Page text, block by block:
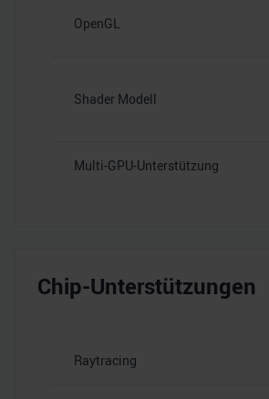
OpenGL
Shader Modell
Multi-GPU-Unterstützung
Chip-Unterstützungen
Raytracing